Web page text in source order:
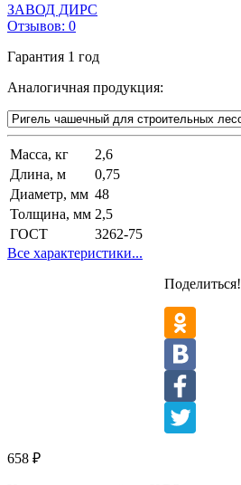
ЗАВОД ДИРС
Отзывов: 0
Гарантия 1 год
Аналогичная продукция:
Масса, кг
2,6
Длина, м
0,75
Диаметр, мм 48
Толщина, мм 2,5
ГОСТ
3262-75
Все характеристики...
Поделиться!
658 ₽